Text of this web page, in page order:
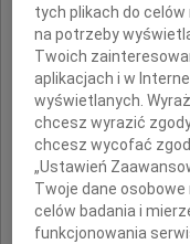
tych plikach do
na potrzeby
Twoich
aplikacjach i w
wyświetlanych.
chcesz wyrazić
chcesz wycofać
„Ustawień
Twoje dane
celów badania i
funkcjonowania